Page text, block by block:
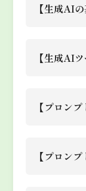
【生成AI
内容
【生成AI
【プロン
【プロン